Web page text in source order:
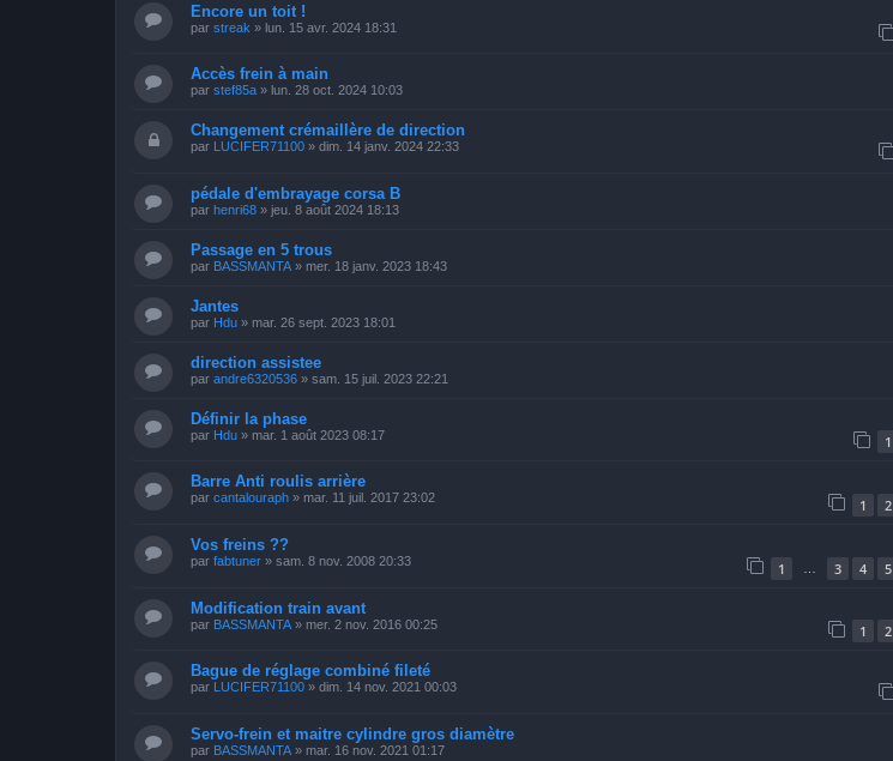
Encore un toit !
par streak » lun. 15 avr. 2024 18:31
Accès frein à main
par stef85a » lun. 28 oct. 2024 10:03
Changement crémaillère de direction
par LUCIFER71100 » dim. 14 janv. 2024 22:33
pédale d'embrayage corsa B
par henri68 » jeu. 8 août 2024 18:13
Passage en 5 trous
par BASSMANTA » mer. 18 janv. 2023 18:43
Jantes
par Hdu » mar. 26 sept. 2023 18:01
direction assistee
par andre6320536 » sam. 15 juil. 2023 22:21
Définir la phase
par Hdu » mar. 1 août 2023 08:17 1
Barre Anti roulis arrière
par cantalouraph » mar. 11 juil. 2017 23:02 1 2
Vos freins ??
par fabtuner » sam. 8 nov. 2008 20:33 1 3 4 5
Modification train avant
par BASSMANTA » mer. 2 nov. 2016 00:25 1 2
Bague de réglage combiné fileté
par LUCIFER71100 » dim. 14 nov. 2021 00:03
Servo-frein et maitre cylindre gros diamètre
par BASSMANTA » mar. 16 nov. 2021 01:17